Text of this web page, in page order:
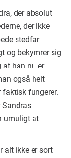
der absolut
der ikke
stedfar
og bekymrer sig
at han nu er
også helt
fungerer.
Sandras
umuligt at
alt ikke er sort